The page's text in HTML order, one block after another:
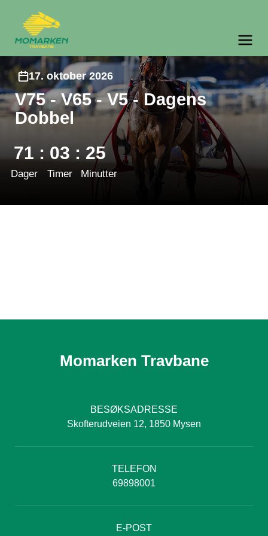
17. oktober 2026
V75 - V65 - V5 - Dagens
Dobbel
71 : 03 : 25
Dager Timer Minutter
Momarken Travbane
BESØKSADRESSE
Skofterudveien 12, 1850 Mysen
TELEFON
69898001
E-POST